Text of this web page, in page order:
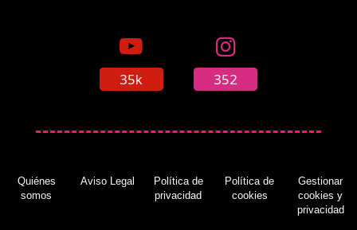
35k 352
Quiénes
somos
Aviso Legal
Política de
privacidad
Política de
cookies
Gestionar
cookies y
privacidad